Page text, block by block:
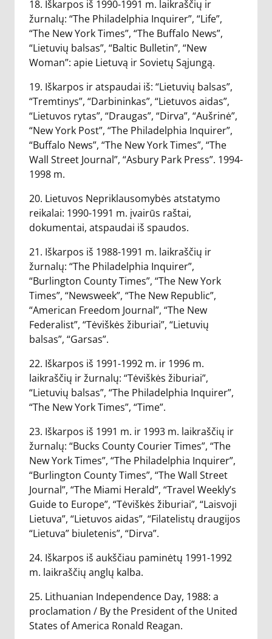
18. Iškarpos iš 1990-1991 m. laikraščių ir
žurnalų: “The Philadelphia Inquirer”, “Life”,
“The New York Times”, “The Buffalo News”,
“Lietuvių balsas”, “Baltic Bulletin”, “New
Woman”: apie Lietuvą ir Sovietų Sąjungą.
19. Iškarpos ir atspaudai iš: “Lietuvių balsas”,
“Tremtinys”, “Darbininkas”, “Lietuvos aidas”,
“Lietuvos rytas”, “Draugas”, “Dirva”, “Aušrinė”,
“New York Post”, “The Philadelphia Inquirer”,
“Buffalo News”, “The New York Times”, “The
Wall Street Journal”, “Asbury Park Press”. 1994-
1998 m.
20. Lietuvos Nepriklausomybės atstatymo
reikalai: 1990-1991 m. įvairūs raštai,
dokumentai, atspaudai iš spaudos.
21. Iškarpos iš 1988-1991 m. laikraščių ir
žurnalų: “The Philadelphia Inquirer”,
“Burlington County Times”, “The New York
Times”, “Newsweek”, “The New Republic”,
“American Freedom Journal”, “The New
Federalist”, “Tėviškės žiburiai”, “Lietuvių
balsas”, “Garsas”.
22. Iškarpos iš 1991-1992 m. ir 1996 m.
laikraščių ir žurnalų: “Tėviškės žiburiai”,
“Lietuvių balsas”, “The Philadelphia Inquirer”,
“The New York Times”, “Time”.
23. Iškarpos iš 1991 m. ir 1993 m. laikraščių ir
žurnalų: “Bucks County Courier Times”, “The
New York Times”, “The Philadelphia Inquirer”,
“Burlington County Times”, “The Wall Street
Journal”, “The Miami Herald”, “Travel Weekly’s
Guide to Europe”, “Tėviškės žiburiai”, “Laisvoji
Lietuva”, “Lietuvos aidas”, “Filatelistų draugijos
“Lietuva” biuletenis”, “Dirva”.
24. Iškarpos iš aukščiau paminėtų 1991-1992
m. laikraščių anglų kalba.
25. Lithuanian Independence Day, 1988: a
proclamation / By the President of the United
States of America Ronald Reagan.